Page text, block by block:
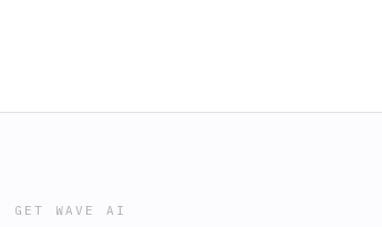
GET WAVE AI